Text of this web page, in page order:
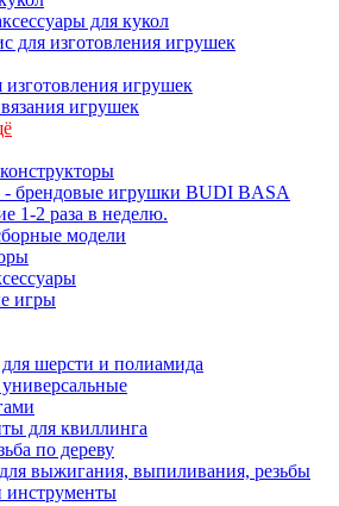
для кукол
для изготовления игрушек
изготовления игрушек
игрушек
- брендовые игрушки BUDI BASA
1-2 раза в неделю.
модели
игры
шерсти и полиамида
для квиллинга
по дереву
выжигания, выпиливания, резьбы